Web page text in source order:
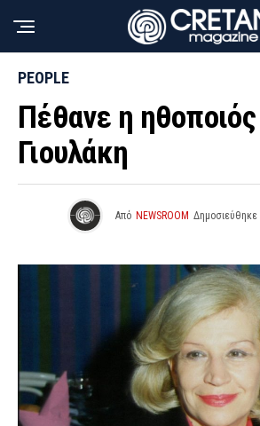
PEOPLE
Πέθανε η
Γιουλάκη
Από NEWSROOM Δημοσιεύθηκε